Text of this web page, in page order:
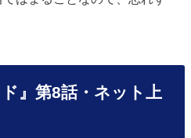
』第8話・ネット上